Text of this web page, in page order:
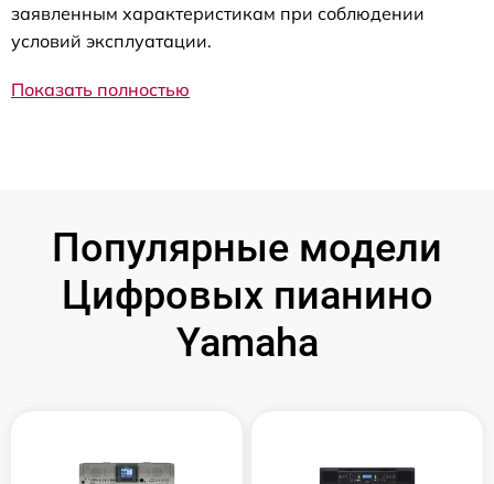
заявленным характеристикам при соблюдении
условий эксплуатации.
Показать полностью
Популярные модели
Цифровых пианино
Yamaha